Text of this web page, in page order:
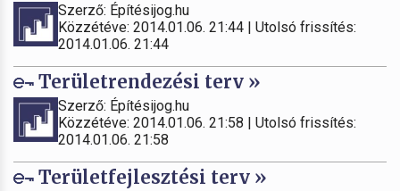
Szerző: Építésijog.hu
Közzétéve: 2014.01.06. 21:44 | Utolsó frissítés:
2014.01.06. 21:44
Területrendezési terv »
Szerző: Építésijog.hu
Közzétéve: 2014.01.06. 21:58 | Utolsó frissítés:
2014.01.06. 21:58
Területfejlesztési terv »